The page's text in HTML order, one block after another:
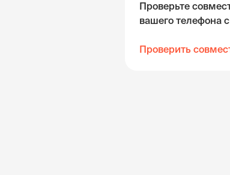
Проверьте
вашего телефона с
Проверить